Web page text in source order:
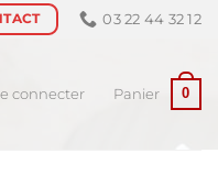
03 22 44 32 12
connecter Panier 0